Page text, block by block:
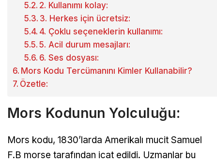
2. Kullanımı kolay:
3. Herkes için ücretsiz:
4. Çoklu seçeneklerin kullanımı:
5. Acil durum mesajları:
6. Ses dosyası:
Mors Kodu Tercümanını Kimler Kullanabilir?
Özetle:
Mors Kodunun Yolculuğu:
Mors kodu, 1830’larda Amerikalı mucit Samuel
F.B morse tarafından icat edildi. Uzmanlar bu